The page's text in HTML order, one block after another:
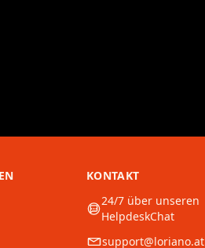
KONTAKT
24/7 über unseren
HelpdeskChat
support@loriano.at